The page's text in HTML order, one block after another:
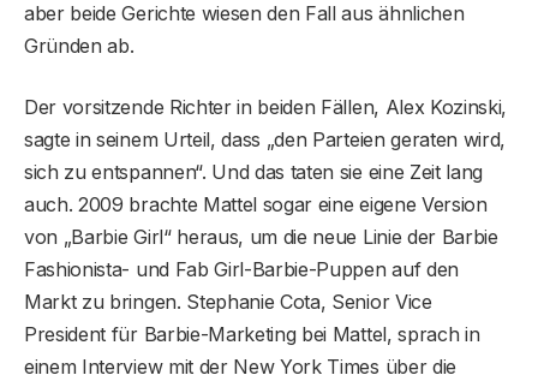
aber beide Gerichte wiesen den Fall aus ähnlichen
Gründen ab.
Der vorsitzende Richter in beiden Fällen, Alex Kozinski,
sagte in seinem Urteil, dass „den Parteien geraten wird,
sich zu entspannen“. Und das taten sie eine Zeit lang
auch. 2009 brachte Mattel sogar eine eigene Version
von „Barbie Girl“ heraus, um die neue Linie der Barbie
Fashionista- und Fab Girl-Barbie-Puppen auf den
Markt zu bringen. Stephanie Cota, Senior Vice
President für Barbie-Marketing bei Mattel, sprach in
einem Interview mit der New York Times über die